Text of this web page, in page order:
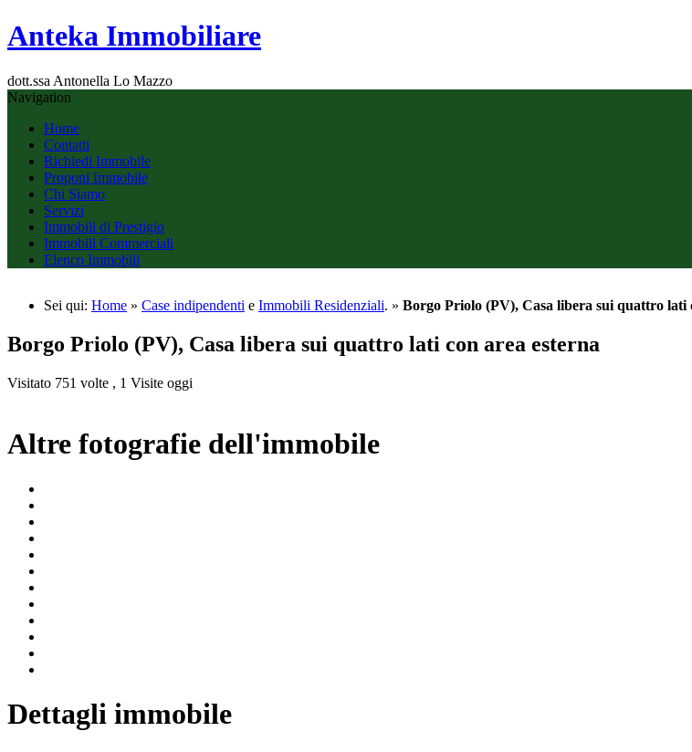
Anteka Immobiliare
dott.ssa Antonella Lo Mazzo
Navigation
Home
Contatti
Richiedi Immobile
Proponi Immobile
Chi Siamo
Servizi
Immobili di Prestigio
Immobili Commerciali
Elenco Immobili
Sei qui: Home » Case indipendenti e Immobili Residenziali. » Borgo Priolo (PV), Casa libera sui quattro lati
Borgo Priolo (PV), Casa libera sui quattro lati con area esterna
Visitato 751 volte , 1 Visite oggi
Altre fotografie dell'immobile
Dettagli immobile